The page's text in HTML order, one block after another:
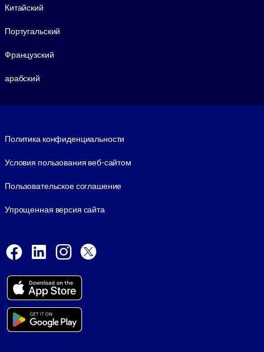
Китайский
Португальский
Французский
арабский
Политика конфиденциальности
Условия пользования веб-сайтом
Пользовательское соглашение
Упрощенная версия сайта
Facebook
LinkedInInstagram